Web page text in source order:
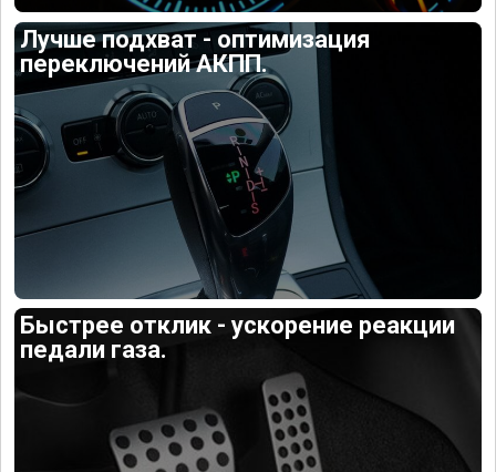
Лучше подхват - оптимизация
переключений АКПП.
Быстрее отклик - ускорение реакции
педали газа.